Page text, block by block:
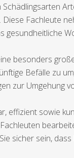
Fachleute
gesundheitliche
besonders
Befälle zu
zur Umgehung
effizient sowie
sicher sein,